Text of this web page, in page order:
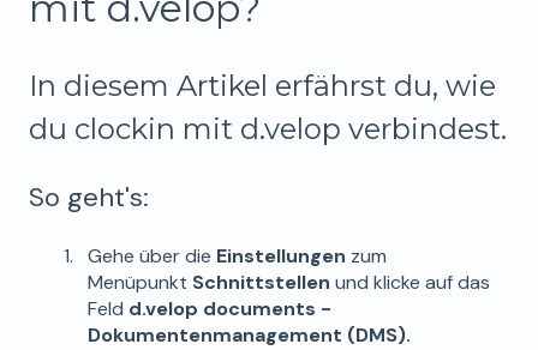
In diesem Artikel erfährst du, wie
du clockin mit d.velop verbindest.
So geht's:
Gehe über die Einstellungen zum
Menüpunkt Schnittstellen und klicke auf das
Feld d.velop documents -
Dokumentenmanagement (DMS).